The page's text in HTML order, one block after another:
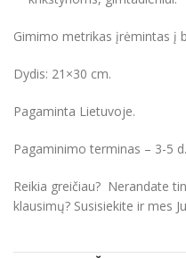
Gimimo metrikas įrėmintas į
Dydis: 21×30 cm.
Pagaminta Lietuvoje.
Pagaminimo terminas – 3-5
Reikia greičiau? Nerandate
klausimų? Susisiekite ir mes